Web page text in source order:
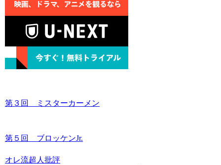
第３回 ミスターカーメン
第５回 ブロッケンJr.
オレ流超人批評